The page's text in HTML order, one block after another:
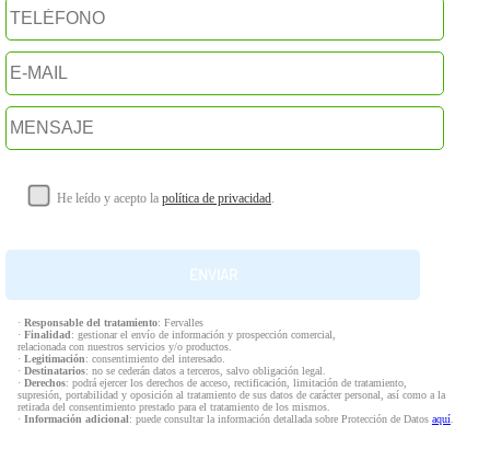
He leído y acepto la política de privacidad.
· Responsable del tratamiento: Fervalles
· Finalidad: gestionar el envío de información y prospección comercial,
relacionada con nuestros servicios y/o productos.
· Legitimación: consentimiento del interesado.
· Destinatarios: no se cederán datos a terceros, salvo obligación legal.
· Derechos: podrá ejercer los derechos de acceso, rectificación, limitación de tratamiento,
supresión, portabilidad y oposición al tratamiento de sus datos de carácter personal, así como a la
retirada del consentimiento prestado para el tratamiento de los mismos.
· Información adicional: puede consultar la información detallada sobre Protección de Datos aquí.